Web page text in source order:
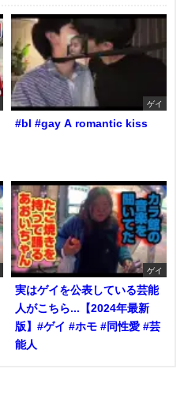
ゲイ
#bl #gay A romantic kiss
ゲイ
実はゲイを公表している芸能
人がこちら...【2024年最新
版】#ゲイ #ホモ #同性愛 #芸
能人